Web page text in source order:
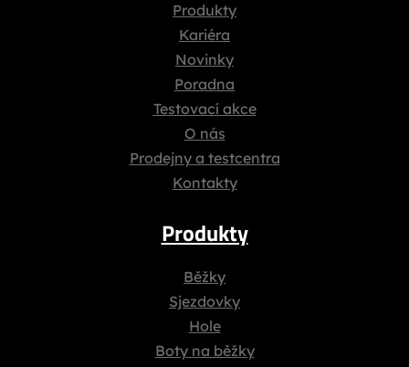
Produkty
Kariéra
Novinky
Poradna
Testovací akce
O nás
Prodejny a testcentra
Kontakty
Produkty
Běžky
Sjezdovky
Hole
Boty na běžky